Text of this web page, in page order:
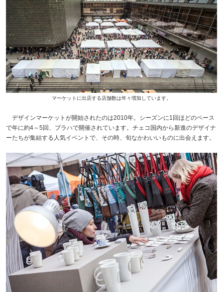
マーケットに出店する店舗数は年々増加しています。
デザインマーケットが開始されたのは2010年。シーズンに1回ほどのペース
で年に約4～5回、プラハで開催されています。チェコ国内から新進のデザイナ
ーたちが集結する人気イベントで、その時、旬なかわいいものに出会えます。